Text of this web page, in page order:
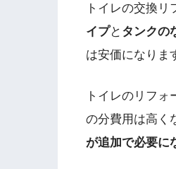
トイレの交換リ
イプと タンクの
は安価になりま
トイレのリフ
の分費用は高く
が追加で必要に